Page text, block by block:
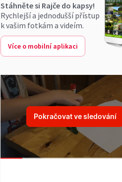
Stáhněte si Rajče do kapsy!
Rychlejší a jednodušší přístup
k vašim fotkám a videím.
Více o mobilní aplikaci
Pokračovat ve sledování